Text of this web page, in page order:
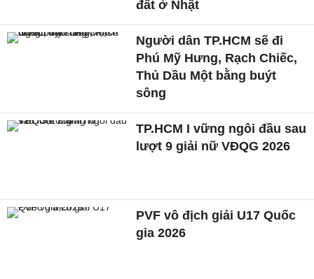
đất ở Nhật
Người dân TP.HCM sẽ đi
Phú Mỹ Hưng, Rạch Chiếc,
Thủ Dầu Một bằng buýt
sông
TP.HCM I vững ngôi đầu sau
lượt 9 giải nữ VĐQG 2026
PVF vô địch giải U17 Quốc
gia 2026